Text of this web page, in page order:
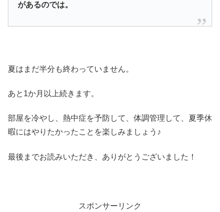
があるのでは。
夏はまだ半分も終わっていません。
あと1か月以上続きます。
部屋を冷やし、熱中症を予防して、体調管理して、夏季休
暇にはやりたかったことを楽しみましょう♪
最後までお読みいただき、ありがとうございました！
スポンサーリンク